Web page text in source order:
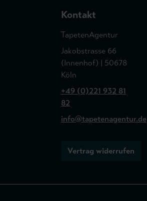
Kontakt
TapetenAgentur
Jakobstrasse 66
(Innenhof) | 50678
Köln
+49 (0)221 932 81
82
info@tapetenagentur.de
Vertrag widerrufen